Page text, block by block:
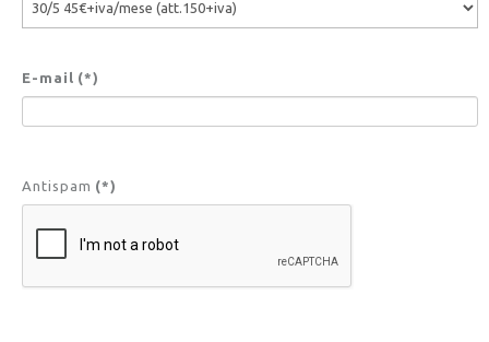
E-mail (*)
Antispam (*)